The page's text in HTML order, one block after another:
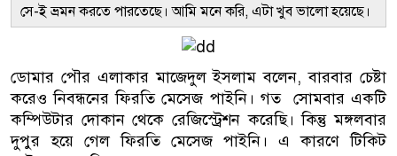
সে-ই ভ্রমন করতে পারতেছে। আমি মনে করি, এটা খুব ভালো হয়েছে।
ডোমার পৌর এলাকার মাজেদুল ইসলাম বলেন, বারবার চেষ্টা
করেও নিবন্ধনের ফিরতি মেসেজ পাইনি। গত সোমবার একটি
কম্পিউটার দোকান থেকে রেজিস্ট্রেশন করেছি। কিন্তু মঙ্গলবার
দুপুর হয়ে গেল ফিরতি মেসেজ পাইনি। এ কারণে টিকিট